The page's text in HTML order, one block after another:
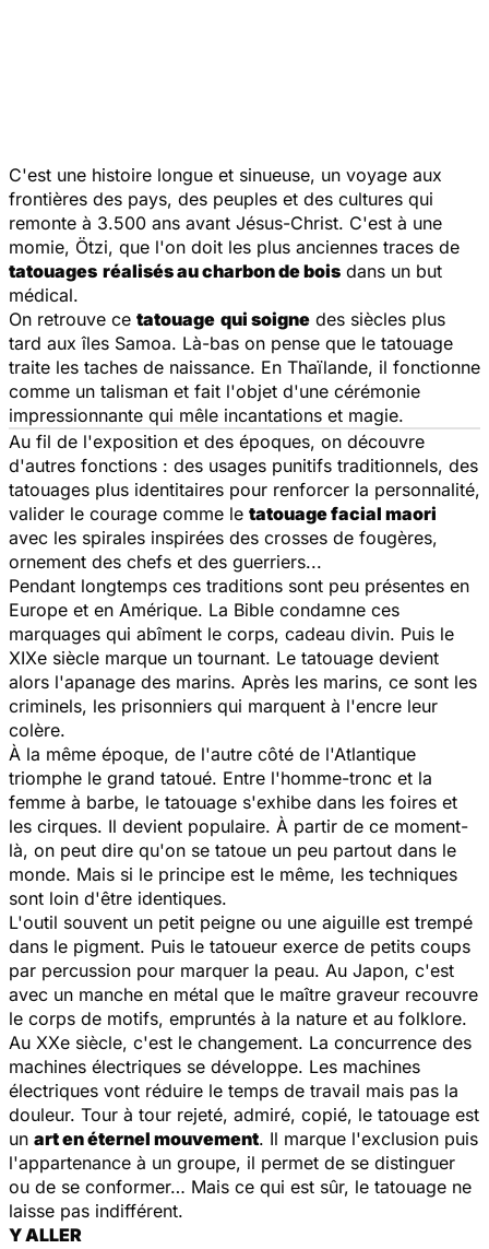
C'est une histoire longue et sinueuse, un voyage aux
frontières des pays, des peuples et des cultures qui
remonte à 3.500 ans avant Jésus-Christ. C'est à une
momie, Ötzi, que l'on doit les plus anciennes traces de
tatouages réalisés au charbon de bois dans un but
médical.
On retrouve ce tatouage qui soigne des siècles plus
tard aux îles Samoa. Là-bas on pense que le tatouage
traite les taches de naissance. En Thaïlande, il fonctionne
comme un talisman et fait l'objet d'une cérémonie
impressionnante qui mêle incantations et magie.
Au fil de l'exposition et des époques, on découvre
d'autres fonctions : des usages punitifs traditionnels, des
tatouages plus identitaires pour renforcer la personnalité,
valider le courage comme le tatouage facial maori
avec les spirales inspirées des crosses de fougères,
ornement des chefs et des guerriers...
Pendant longtemps ces traditions sont peu présentes en
Europe et en Amérique. La Bible condamne ces
marquages qui abîment le corps, cadeau divin. Puis le
XIXe siècle marque un tournant. Le tatouage devient
alors l'apanage des marins. Après les marins, ce sont les
criminels, les prisonniers qui marquent à l'encre leur
colère.
À la même époque, de l'autre côté de l'Atlantique
triomphe le grand tatoué. Entre l'homme-tronc et la
femme à barbe, le tatouage s'exhibe dans les foires et
les cirques. Il devient populaire. À partir de ce moment-
là, on peut dire qu'on se tatoue un peu partout dans le
monde. Mais si le principe est le même, les techniques
sont loin d'être identiques.
L'outil souvent un petit peigne ou une aiguille est trempé
dans le pigment. Puis le tatoueur exerce de petits coups
par percussion pour marquer la peau. Au Japon, c'est
avec un manche en métal que le maître graveur recouvre
le corps de motifs, empruntés à la nature et au folklore.
Au XXe siècle, c'est le changement. La concurrence des
machines électriques se développe. Les machines
électriques vont réduire le temps de travail mais pas la
douleur. Tour à tour rejeté, admiré, copié, le tatouage est
un art en éternel mouvement. Il marque l'exclusion puis
l'appartenance à un groupe, il permet de se distinguer
ou de se conformer… Mais ce qui est sûr, le tatouage ne
laisse pas indifférent.
Y ALLER